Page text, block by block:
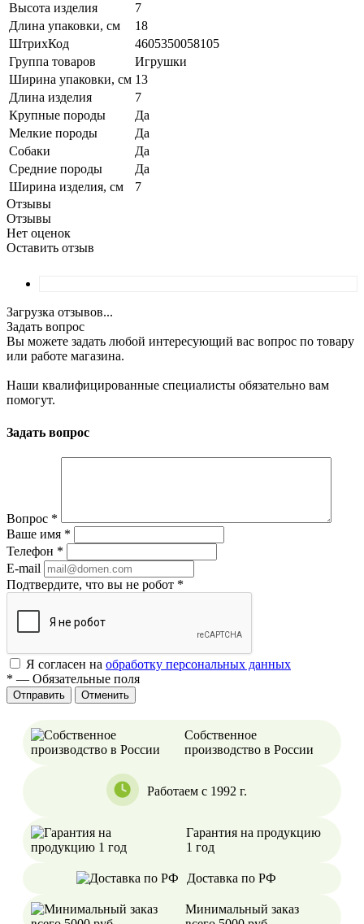
Высота изделия
7
Длина упаковки, см
18
ШтрихКод
4605350058105
Группа товаров
Игрушки
Ширина упаковки, см 13
Длина изделия
7
Крупные породы
Да
Мелкие породы
Да
Собаки
Да
Средние породы
Да
Ширина изделия, см
7
Отзывы
Отзывы
Нет оценок
Оставить отзыв
Загрузка отзывов...
Задать вопрос
Вы можете задать любой интересующий вас вопрос по товару
или работе магазина.
Наши квалифицированные специалисты обязательно вам
помогут.
Задать вопрос
Вопрос *
Ваше имя *
Телефон *
E-mail
Подтвердите, что вы не робот *
Я согласен на обработку персональных данных
* — Обязательные поля
Отменить
Собственное
производство в России
Работаем с 1992 г.
Гарантия на продукцию
1 год
Доставка по РФ
Минимальный заказ